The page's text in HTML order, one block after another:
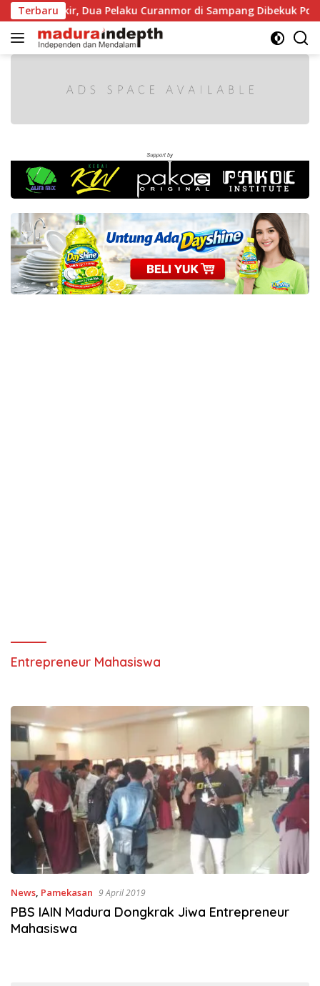
Langsung
ke
konten
Terbaru
Diparkir, Dua Pelaku Curanmor di Sampang Dibekuk Polisi
Entrepreneur Mahasiswa
News, Pamekasan 9 April 2019
PBS IAIN Madura Dongkrak Jiwa Entrepreneur
Mahasiswa